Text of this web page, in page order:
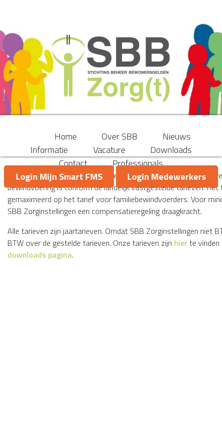
Home Over SBB
Nieuws
Informatie
Vacature
Downloads
Contact
Professionals
Login Mijn Smart FMS
Login Medewerkers
Met ingang van 1 januari 2016 heeft SBB Zorginstellingen
bewindvoering is conform de landelijk vastgestelde tarieven.
gemaximeerd op het tarief voor familiebewindvoerders. Voor
SBB Zorginstellingen een compensatieregeling draagkracht.
Alle tarieven zijn jaartarieven. Omdat SBB Zorginstellingen niet
BTW over de gestelde tarieven. Onze tarieven zijn hierte
downloads pagina.